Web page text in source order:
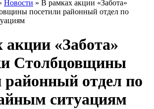
Новости » В рамках акции «Забота»
посетили районный отдел по
«Забота»
Столбцовщины
районный отдел по
ситуациям